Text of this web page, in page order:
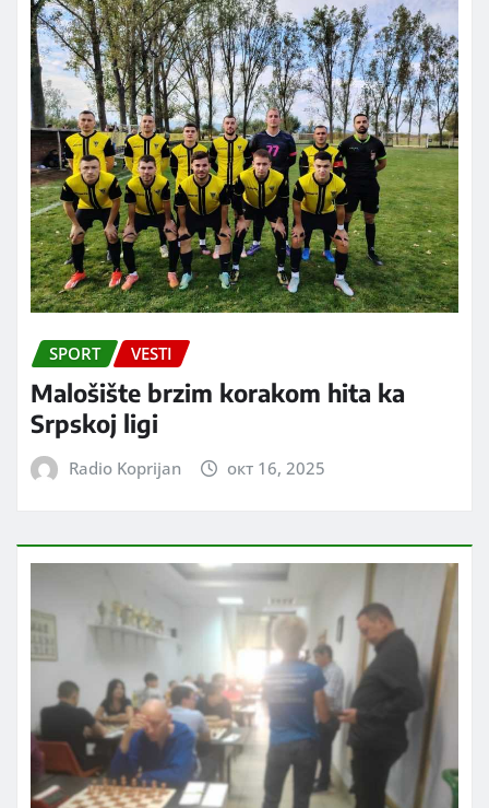
SPORT VESTI
Malošište brzim korakom hita ka
Srpskoj ligi
Radio Koprijan окт 16, 2025